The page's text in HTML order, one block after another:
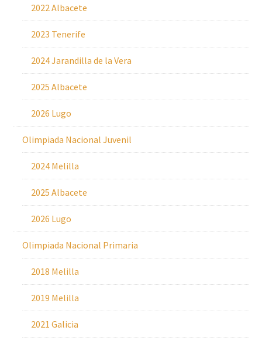
2022 Albacete
2023 Tenerife
2024 Jarandilla de la Vera
2025 Albacete
2026 Lugo
Olimpiada Nacional Juvenil
2024 Melilla
2025 Albacete
2026 Lugo
Olimpiada Nacional Primaria
2018 Melilla
2019 Melilla
2021 Galicia